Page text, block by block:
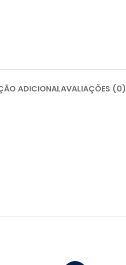
ADICIONALAVALIAÇÕES (0)